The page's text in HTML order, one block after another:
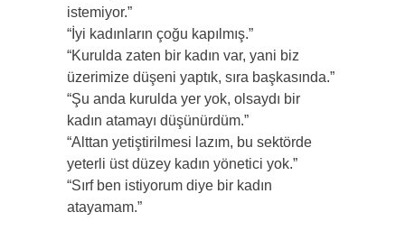
istemiyor.”
“İyi kadınların çoğu kapılmış.”
“Kurulda zaten bir kadın var, yani biz
üzerimize düşeni yaptık, sıra başkasında.”
“Şu anda kurulda yer yok, olsaydı bir
kadın atamayı düşünürdüm.”
“Alttan yetiştirilmesi lazım, bu sektörde
yeterli üst düzey kadın yönetici yok.”
“Sırf ben istiyorum diye bir kadın
atayamam.”